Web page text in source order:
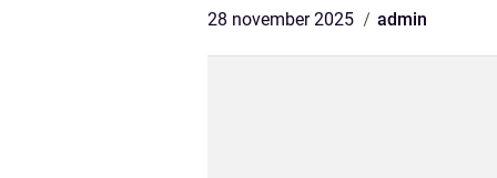
28 november 2025 admin